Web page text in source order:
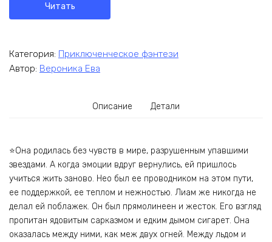
Читать
Категория: Приключенческое фэнтези
Автор: Вероника Ева
Описание Детали
⭐Она родилась без чувств в мире, разрушенным упавшими
звездами. А когда эмоции вдруг вернулись, ей пришлось
учиться жить заново. Нео был ее проводником на этом пути,
ее поддержкой, ее теплом и нежностью. Лиам же никогда не
делал ей поблажек. Он был прямолинеен и жесток. Его взгляд
пропитан ядовитым сарказмом и едким дымом сигарет. Она
оказалась между ними, как меж двух огней. Между льдом и